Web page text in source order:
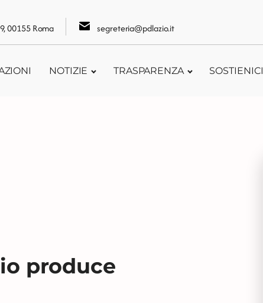
00155 Roma segreteria@pdlazio.it
NOTIZIE TRASPARENZA SOSTIENICI
produce